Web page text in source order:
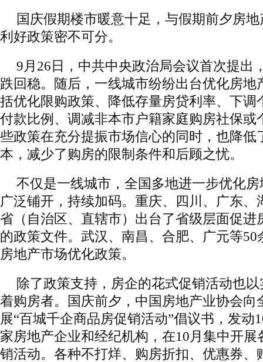
国庆假期楼市暖意十足，与假期前夕房
利好政策密不可分。
9月26日，中共中央政治局会议首次提出
跌回稳。随后，一线城市纷纷出台优化房地
括优化限购政策、降低存量房贷利率、下调
付款比例、调减非本市户籍家庭购房社保或
些政策在充分提振市场信心的同时，也降低
本，减少了购房的限制条件和后顾之忧。
不仅是一线城市，全国多地进一步优化
广泛铺开，持续加码。重庆、四川、广东、
省（自治区、直辖市）出台了省级层面促进
的政策文件。武汉、南昌、合肥、广元等
房地产市场优化政策。
除了政策支持，房企的花式促销活动也
着购房者。国庆前夕，中国房地产业协会向
展“百城千企商品房促销活动”倡议书，发动
家房地产企业和经纪机构，在10月集中开
销活动。各种不打烊、购房折扣、优惠券、